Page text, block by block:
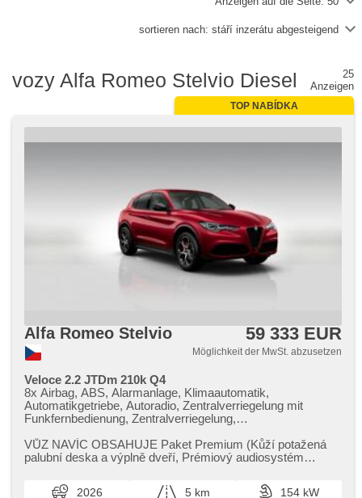
sortieren nach: stáří inzerátu abgesteigend
vozy Alfa Romeo Stelvio Diesel
25
Anzeigen
TOP NABÍDKA
Alfa Romeo Stelvio 59 333 EUR
Möglichkeit der MwSt. abzusetzen
Veloce 2.2 JTDm 210k Q4
8x Airbag, ABS, Alarmanlage, Klimaautomatik,
Automatikgetriebe, Autoradio, Zentralverriegelung mit
Funkfernbedienung, Zentralverriegelung,
Seitenscheiben, El. einstellbare Sitze, El. Klappspiegel, El.
Spiegel, Uhr Spur, Blind Spot Anzeige, Nebelscheinwerfer,
Längssitzvorschub, Antrieb 4x4, Servolenkung,
VŮZ NAVÍC OBSAHUJE Paket Premium (Kůží potažená
palubní deska a výplně dveří,​ Prémiový audiosystém
2026 5 km
154 kW